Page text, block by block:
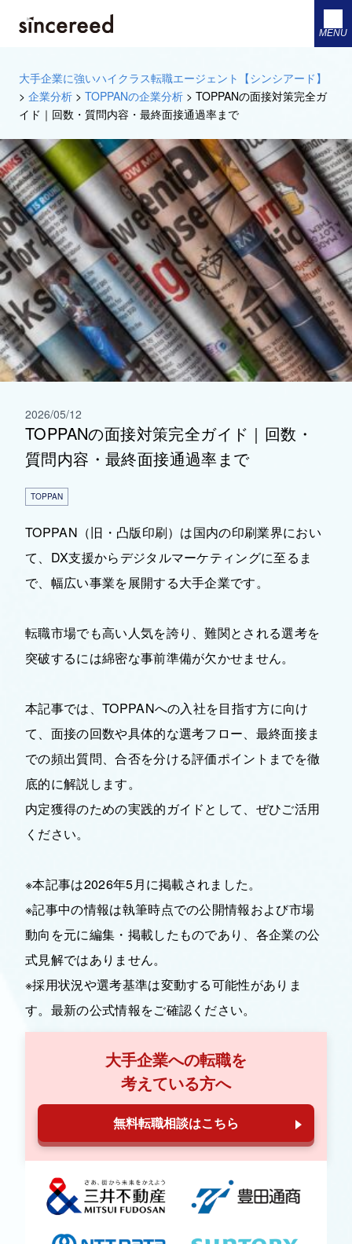
MENU
大手企業に強いハイクラス転職エージェント【シンシアード】
> 企業分析 > TOPPANの企業分析 > TOPPANの面接対策完全ガ
イド｜回数・質問内容・最終面接通過率まで
2026/05/12
TOPPANの面接対策完全ガイド｜回数・
質問内容・最終面接通過率まで
TOPPAN
TOPPAN（旧・凸版印刷）は国内の印刷業界におい
て、DX支援からデジタルマーケティングに至るま
で、幅広い事業を展開する大手企業です。
転職市場でも高い人気を誇り、難関とされる選考を
突破するには綿密な事前準備が欠かせません。
本記事では、TOPPANへの入社を目指す方に向け
て、面接の回数や具体的な選考フロー、最終面接ま
での頻出質問、合否を分ける評価ポイントまでを徹
底的に解説します。
内定獲得のための実践的ガイドとして、ぜひご活用
ください。
※本記事は2026年5月に掲載されました。
※記事中の情報は執筆時点での公開情報および市場
動向を元に編集・掲載したものであり、各企業の公
式見解ではありません。
※採用状況や選考基準は変動する可能性がありま
す。最新の公式情報をご確認ください。
大手企業への転職を
考えている方へ
無料転職相談はこちら